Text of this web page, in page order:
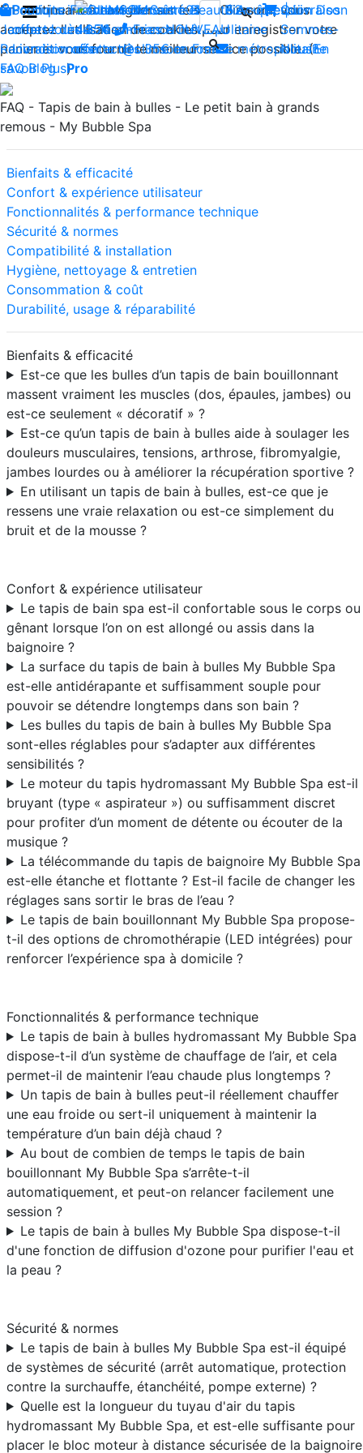
En continuant à naviguer sur le site Climsom, vous
acceptez l'utilisation de cookies pour enregistrer votre
panier et vous fournir le meilleur service possible. (En
savoir Plus)
Produits innovants de Santé et de Bien-être | Livraison
offerte dès 35€ en France métropolitaine
Livraison offerte dès 35€ en France métropolitaine
Contactez-nous : 02 85 52
44 74
-
contact@climsom.com
Qui
Sommes-
Nous?
Boutique Fraîcheur Bien-être Beauté Acupression Dos
Jambes lourdes Insomnies NOUVEAU
Reconditionnés
FAQ Blog Pro
FAQ - Tapis de bain à bulles - Le petit bain à grands
remous - My Bubble Spa
Bienfaits & efficacité
Confort & expérience utilisateur
Fonctionnalités & performance technique
Sécurité & normes
Compatibilité & installation
Hygiène, nettoyage & entretien
Consommation & coût
Durabilité, usage & réparabilité
Bienfaits & efficacité
Est-ce que les bulles d’un tapis de bain bouillonnant
massent vraiment les muscles (dos, épaules, jambes) ou
est-ce seulement « décoratif » ?
Est-ce qu’un tapis de bain à bulles aide à soulager les
douleurs musculaires, tensions, arthrose, fibromyalgie,
jambes lourdes ou à améliorer la récupération sportive ?
En utilisant un tapis de bain à bulles, est-ce que je
ressens une vraie relaxation ou est-ce simplement du
bruit et de la mousse ?
Confort & expérience utilisateur
Le tapis de bain spa est-il confortable sous le corps ou
gênant lorsque l’on on est allongé ou assis dans la
baignoire ?
La surface du tapis de bain à bulles My Bubble Spa
est-elle antidérapante et suffisamment souple pour
pouvoir se détendre longtemps dans son bain ?
Les bulles du tapis de bain à bulles My Bubble Spa
sont-elles réglables pour s’adapter aux différentes
sensibilités ?
Le moteur du tapis hydromassant My Bubble Spa est-il
bruyant (type « aspirateur ») ou suffisamment discret
pour profiter d’un moment de détente ou écouter de la
musique ?
La télécommande du tapis de baignoire My Bubble Spa
est-elle étanche et flottante ? Est-il facile de changer les
réglages sans sortir le bras de l’eau ?
Le tapis de bain bouillonnant My Bubble Spa propose-
t-il des options de chromothérapie (LED intégrées) pour
renforcer l’expérience spa à domicile ?
Fonctionnalités & performance technique
Le tapis de bain à bulles hydromassant My Bubble Spa
dispose-t-il d’un système de chauffage de l’air, et cela
permet-il de maintenir l’eau chaude plus longtemps ?
Un tapis de bain à bulles peut-il réellement chauffer
une eau froide ou sert-il uniquement à maintenir la
température d’un bain déjà chaud ?
Au bout de combien de temps le tapis de bain
bouillonnant My Bubble Spa s’arrête-t-il
automatiquement, et peut-on relancer facilement une
session ?
Le tapis de bain à bulles My Bubble Spa dispose-t-il
d'une fonction de diffusion d'ozone pour purifier l'eau et
la peau ?
Sécurité & normes
Le tapis de bain à bulles My Bubble Spa est-il équipé
de systèmes de sécurité (arrêt automatique, protection
contre la surchauffe, étanchéité, pompe externe) ?
Quelle est la longueur du tuyau d'air du tapis
hydromassant My Bubble Spa, et est-elle suffisante pour
placer le bloc moteur à distance sécurisée de la baignoire